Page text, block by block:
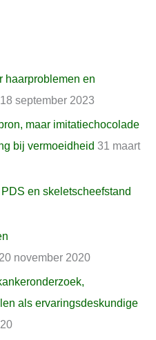
haarproblemen en
18 september 2023
maar imitatiechocolade
bij vermoeidheid 31 maart
en skeletscheefstand
november 2020
als ervaringsdeskundige